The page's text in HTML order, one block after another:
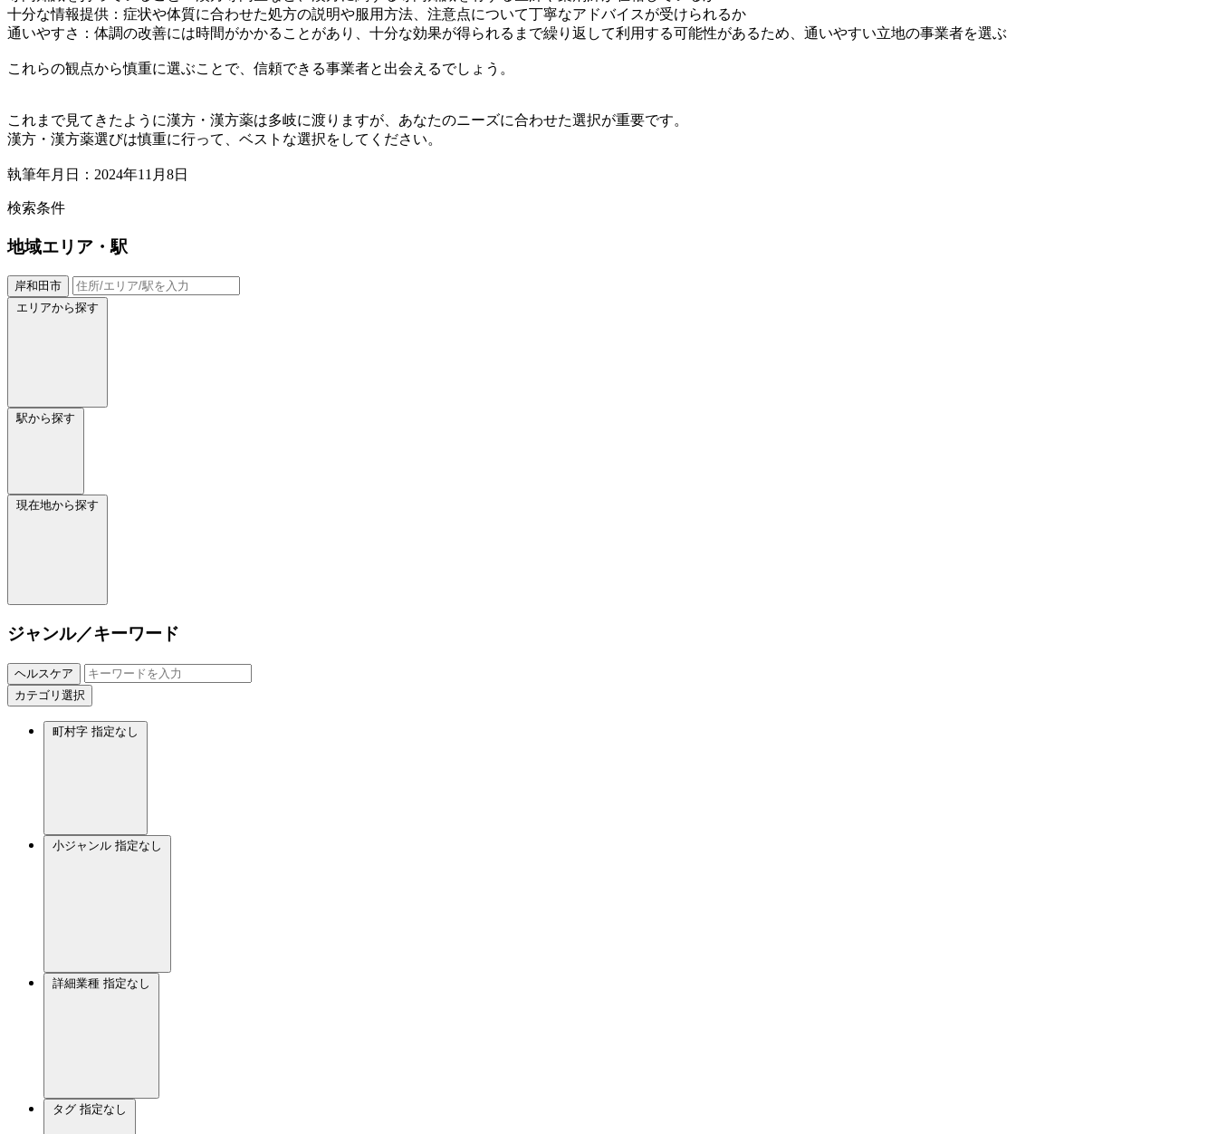
十分な情報提供：症状や体質に合わせた処方の説明や服用方法、注意点について丁寧なアドバイスが受けられるか
通いやすさ：体調の改善には時間がかかることがあり、十分な効果が得られるまで繰り返して利用する可能性があるため、通いやすい立地の事業者を選ぶ
これらの観点から慎重に選ぶことで、信頼できる事業者と出会えるでしょう。
これまで見てきたように漢方・漢方薬は多岐に渡りますが、あなたのニーズに合わせた選択が重要です。
漢方・漢方薬選びは慎重に行って、ベストな選択をしてください。
執筆年月日：2024年11月8日
検索条件
地域エリア・駅
岸和田市
エリアから探す
駅から探す
現在地から探す
ジャンル／キーワード
ヘルスケア
カテゴリ選択
町村字 指定なし
小ジャンル 指定なし
詳細業種 指定なし
タグ 指定なし